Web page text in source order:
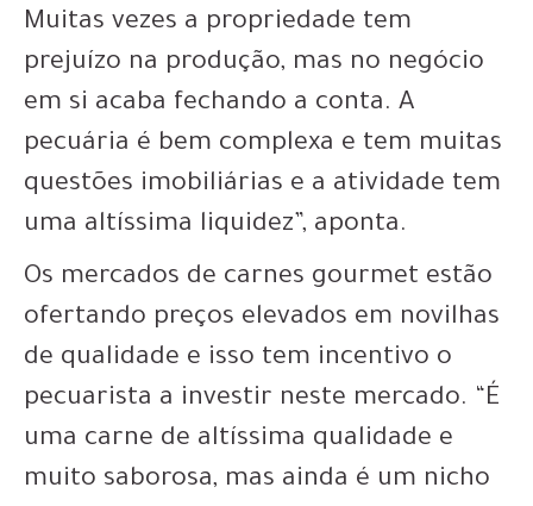
Muitas vezes a propriedade tem
prejuízo na produção, mas no negócio
em si acaba fechando a conta. A
pecuária é bem complexa e tem muitas
questões imobiliárias e a atividade tem
uma altíssima liquidez”, aponta.
Os mercados de carnes gourmet estão
ofertando preços elevados em novilhas
de qualidade e isso tem incentivo o
pecuarista a investir neste mercado. “É
uma carne de altíssima qualidade e
muito saborosa, mas ainda é um nicho